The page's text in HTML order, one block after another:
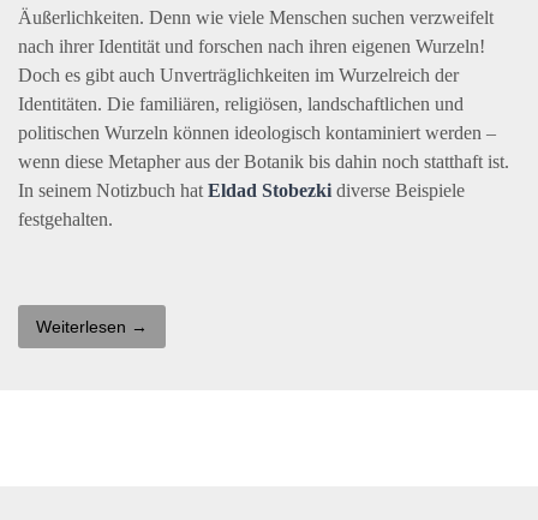
Äußerlichkeiten. Denn wie viele Menschen suchen verzweifelt
nach ihrer Identität und forschen nach ihren eigenen Wurzeln!
Doch es gibt auch Unverträglichkeiten im Wurzelreich der
Identitäten. Die familiären, religiösen, landschaftlichen und
politischen Wurzeln können ideologisch kontaminiert werden –
wenn diese Metapher aus der Botanik bis dahin noch statthaft ist.
In seinem Notizbuch hat Eldad Stobezki diverse Beispiele
festgehalten.
Weiterlesen →